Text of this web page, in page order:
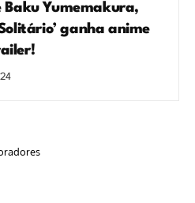
Baku Yumemakura,
ganha anime